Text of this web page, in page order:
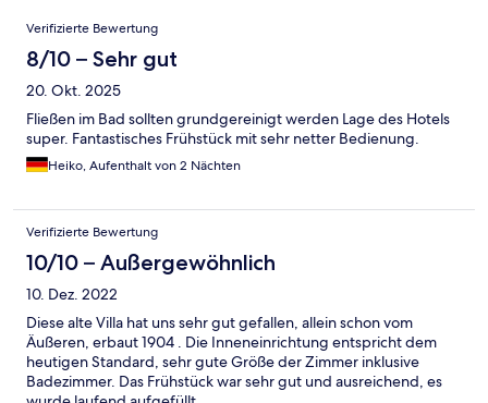
Bewertungen
Verifizierte Bewertung
8/10 – Sehr gut
20. Okt. 2025
Fließen im Bad sollten grundgereinigt werden Lage des Hotels
super. Fantastisches Frühstück mit sehr netter Bedienung.
Heiko, Aufenthalt von 2 Nächten
Verifizierte Bewertung
10/10 – Außergewöhnlich
10. Dez. 2022
Diese alte Villa hat uns sehr gut gefallen, allein schon vom
Äußeren, erbaut 1904 . Die Inneneinrichtung entspricht dem
heutigen Standard, sehr gute Größe der Zimmer inklusive
Badezimmer. Das Frühstück war sehr gut und ausreichend, es